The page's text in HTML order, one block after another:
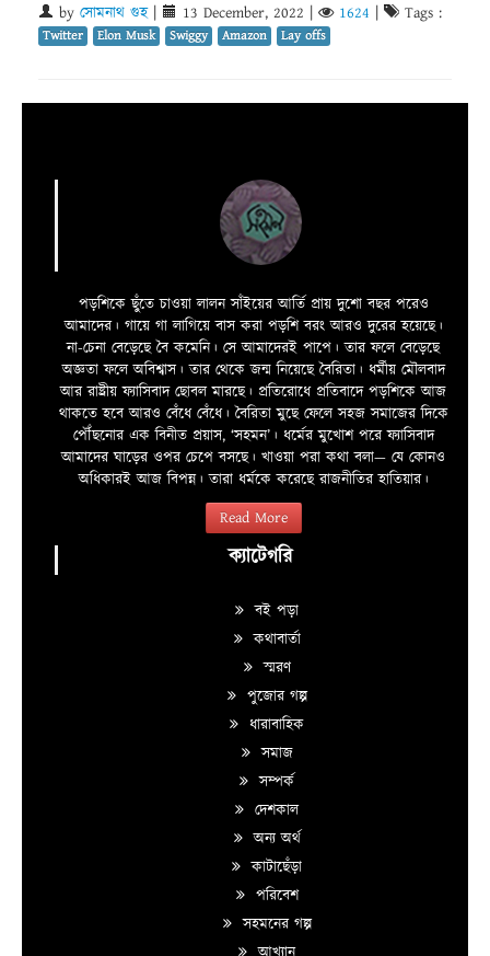
by সোমনাথ গুহ| 13 December, 2022 1624 Tags :
Twitter Elon Musk Swiggy Amazon Lay offs
পড়শিকে ছুঁতে চাওয়া লালন সাঁইয়ের আর্তি প্রায় দুশো বছর পরেও
আমাদের। গায়ে গা লাগিয়ে বাস করা পড়শি বরং আরও দুরের হয়েছে।
না-চেনা বেড়েছে বৈ কমেনি। সে আমাদেরই পাপে। তার ফলে বেড়েছে
অজ্ঞতা ফলে অবিশ্বাস। তার থেকে জন্ম নিয়েছে বৈরিতা। ধর্মীয় মৌলবাদ
আর রাষ্ট্রীয় ফ্যাসিবাদ ছোবল মারছে। প্রতিরোধে প্রতিবাদে পড়শিকে আজ
থাকতে হবে আরও বেঁধে বেঁধে। বৈরিতা মুছে ফেলে সহজ সমাজের দিকে
পৌঁছনোর এক বিনীত প্রয়াস, ‘সহমন’। ধর্মের মুখোশ পরে ফ্যাসিবাদ
আমাদের ঘাড়ের ওপর চেপে বসছে। খাওয়া পরা কথা বলা—­­ যে কোনও
অধিকারই আজ বিপন্ন। তারা ধর্মকে করেছে রাজনীতির হাতিয়ার।
Read More
ক্যাটেগরি
বই পড়া
কথাবার্তা
স্মরণ
পুজোর গল্প
ধারাবাহিক
সমাজ
সম্পর্ক
দেশকাল
অন্য অর্থ
কাটাছেঁড়া
পরিবেশ
সহমনের গল্প